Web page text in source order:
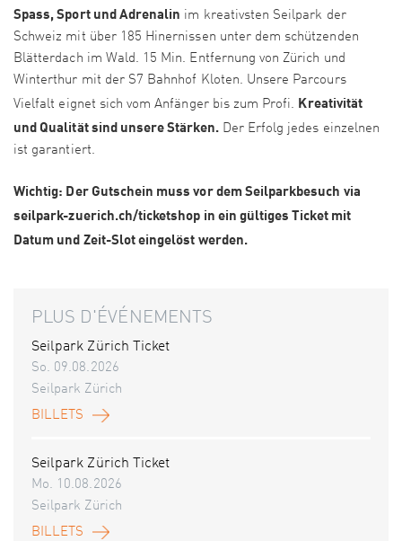
Spass, Sport und Adrenalin im kreativsten Seilpark der
Schweiz mit über 185 Hinernissen unter dem schützenden
Blätterdach im Wald. 15 Min. Entfernung von Zürich und
Winterthur mit der S7 Bahnhof Kloten. Unsere Parcours
Vielfalt eignet sich vom Anfänger bis zum Profi. Kreativität
und Qualität sind unsere Stärken.Der Erfolg jedes einzelnen
ist garantiert.
Wichtig: Der Gutschein muss vor dem Seilparkbesuch via
seilpark-zuerich.ch/ticketshop in ein gültiges Ticket mit
Datum und Zeit-Slot eingelöst werden.
PLUS D'ÉVÉNEMENTS
Seilpark Zürich Ticket
So. 09.08.2026
Seilpark Zürich
BILLETS
Seilpark Zürich Ticket
Mo. 10.08.2026
Seilpark Zürich
BILLETS